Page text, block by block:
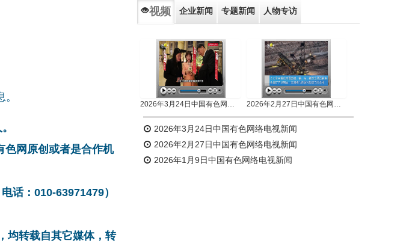
色网原创或者是合作机
话：010-63971479）
均转载自其它媒体，转
视频 企业新闻 专题新闻 人物专访
2026年3月24日中国有色网络电视新闻 2026年2月27日中国有色网络电视新闻
2026年3月24日中国有色网络电视新闻
2026年2月27日中国有色网络电视新闻
2026年1月9日中国有色网络电视新闻